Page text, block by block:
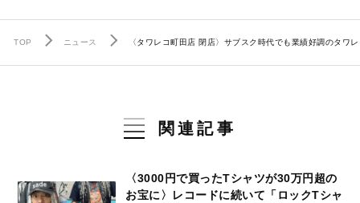
TOP ニュース 〈タワレコ町田店 閉店〉サブスク時代でも業績好調のタワ
関連記事
〈3000円で買ったTシャツが30万円超の
お宝に〉レコードに続いて「ロックTシャ